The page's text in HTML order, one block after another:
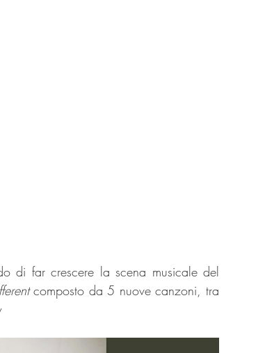
di far crescere la scena musicale del
composto da 5 nuove canzoni, tra